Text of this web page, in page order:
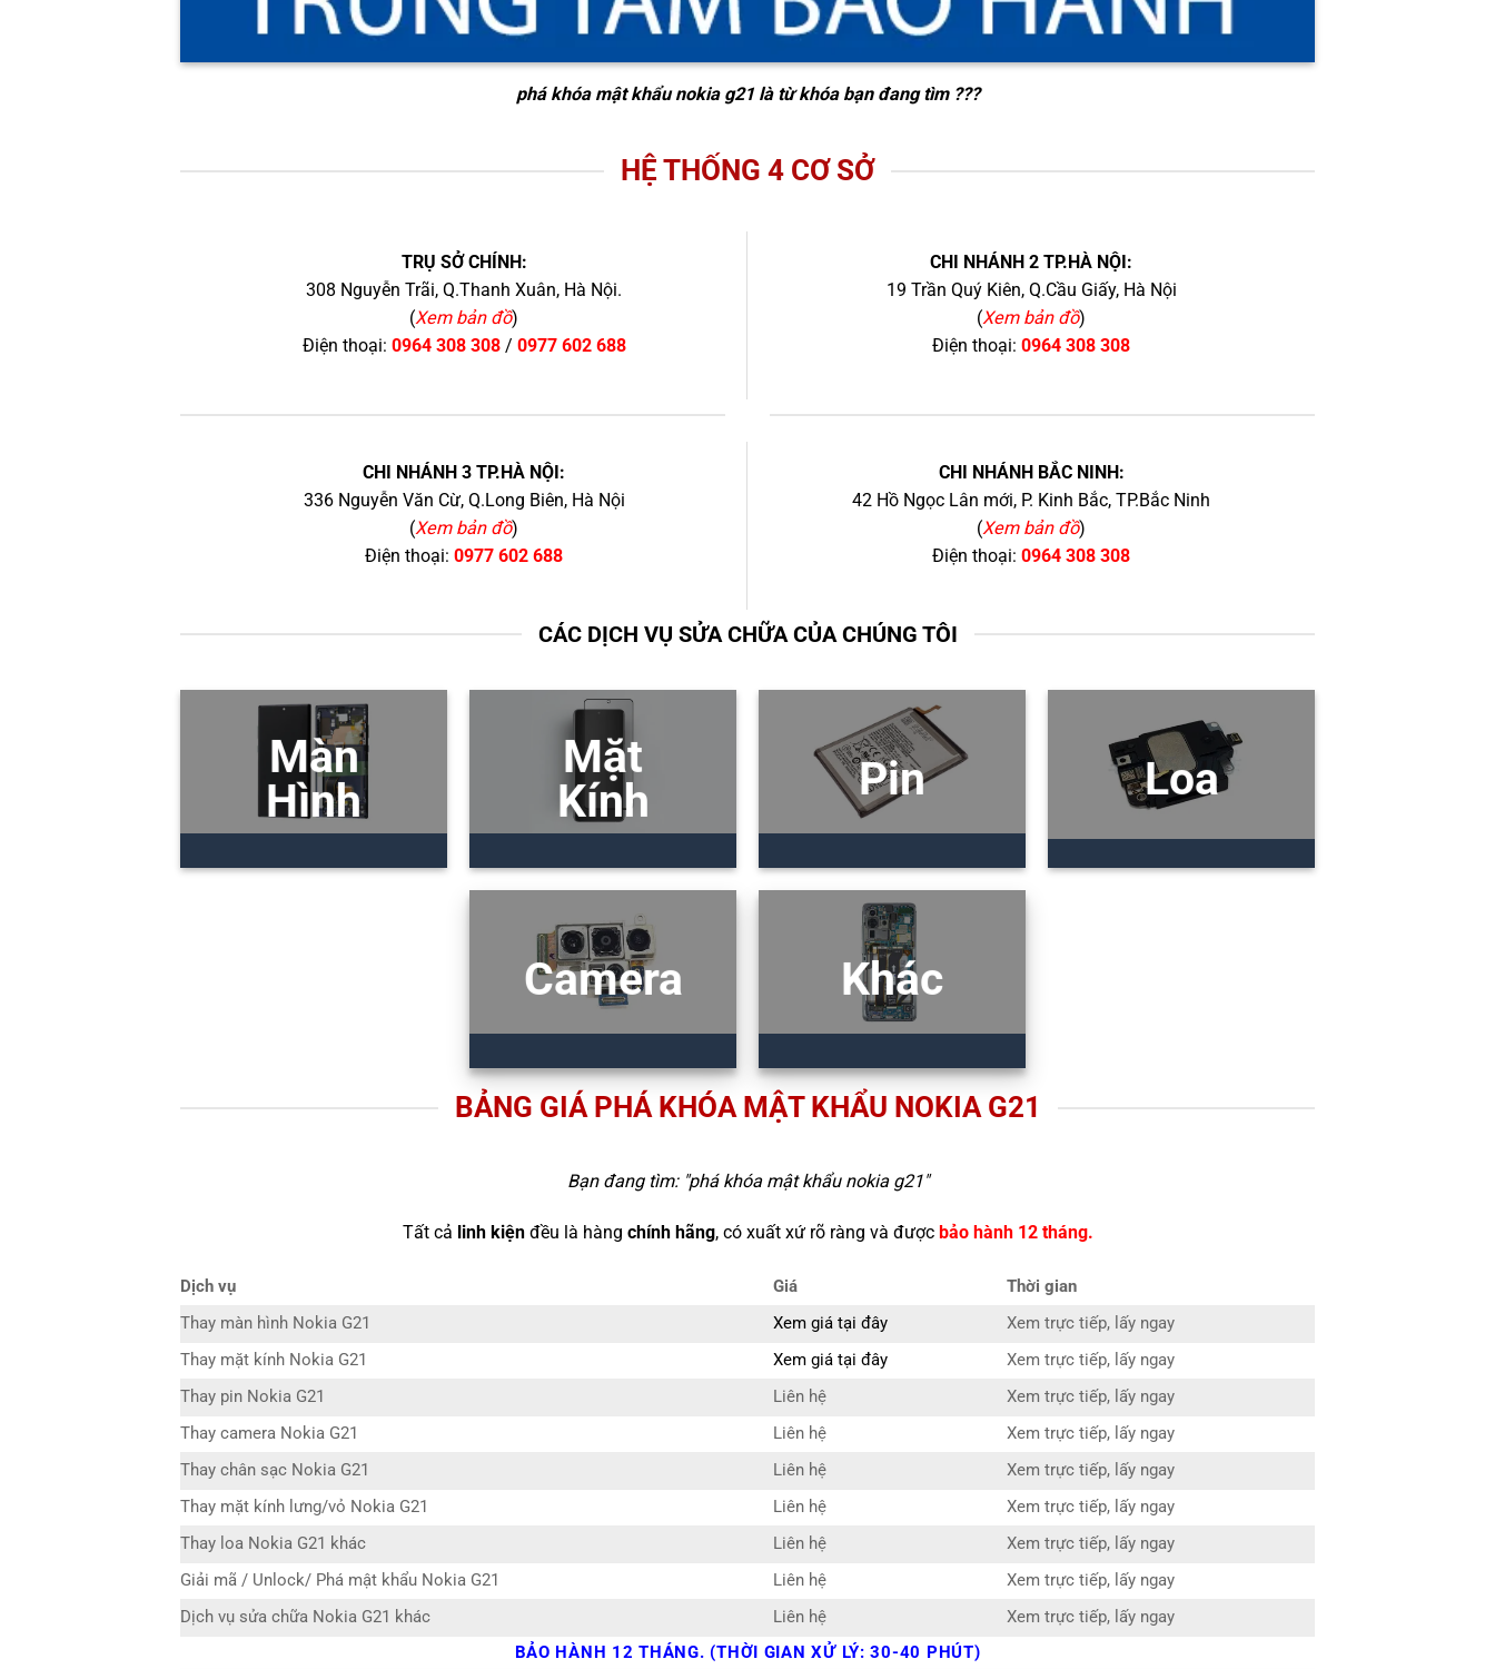
phá khóa mật khẩu nokia g21là từ khóa bạn đang tìm ???
HỆ THỐNG 4 CƠ SỞ
TRỤ SỞ CHÍNH:
308 Nguyễn Trãi, Q.Thanh Xuân, Hà Nội.
(Xem bản đồ)
Điện thoại: 0964 308 308/ 0977 602 688
CHI NHÁNH 2 TP.HÀ NỘI:
19 Trần Quý Kiên, Q.Cầu Giấy, Hà Nội
(Xem bản đồ)
Điện thoại: 0964 308 308
CHI NHÁNH 3 TP.HÀ NỘI:
336 Nguyễn Văn Cừ, Q.Long Biên, Hà Nội
(Xem bản đồ)
Điện thoại: 0977 602 688
CHI NHÁNH BẮC NINH:
42 Hồ Ngọc Lân mới, P. Kinh Bắc, TP.Bắc Ninh
(Xem bản đồ)
Điện thoại: 0964 308 308
CÁC DỊCH VỤ SỬA CHỮA CỦA CHÚNG TÔI
Màn
Hình
Mặt
Kính
Pin Loa
Camera Khác
BẢNG GIÁ PHÁ KHÓA MẬT KHẨU NOKIA G21
Bạn đang tìm: "phá khóa mật khẩu nokia g21"
Tất cả linh kiệnđều là hàng chính hãng, có xuất xứ rõ ràng và được bảo hành 12 tháng.
Dịch vụ Giá
Thời gian
Thay màn hình Nokia G21
Xem giá tại đây
Xem trực tiếp, lấy ngay
Thay mặt kính Nokia G21
Xem giá tại đây
Xem trực tiếp, lấy ngay
Thay pin Nokia G21
Liên hệ
Xem trực tiếp, lấy ngay
Thay camera Nokia G21
Liên hệ
Xem trực tiếp, lấy ngay
Thay chân sạc Nokia G21
Liên hệ
Xem trực tiếp, lấy ngay
Thay mặt kính lưng/vỏ Nokia G21
Liên hệ
Xem trực tiếp, lấy ngay
Thay loa Nokia G21 khác
Liên hệ
Xem trực tiếp, lấy ngay
Giải mã / Unlock/ Phá mật khẩu Nokia G21
Liên hệ
Xem trực tiếp, lấy ngay
Dịch vụ sửa chữa Nokia G21 khác
Liên hệ
Xem trực tiếp, lấy ngay
BẢO HÀNH 12 THÁNG. (THỜI GIAN XỬ LÝ: 30-40 PHÚT)